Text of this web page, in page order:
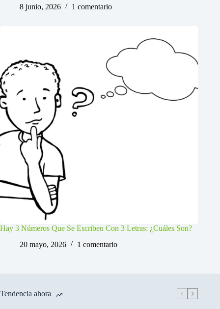
8 junio, 2026
1 comentario
Hay 3 Números Que Se Escriben Con 3 Letras: ¿Cuáles Son?
20 mayo, 2026
1 comentario
Tendencia ahora